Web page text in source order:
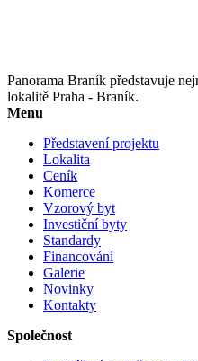
Panorama Braník představuje
lokalitě Praha - Braník.
Menu
Představení projektu
Lokalita
Ceník
Komerce
Vzorový byt
Investiční byty
Standardy
Financování
Galerie
Novinky
Kontakty
Společnost